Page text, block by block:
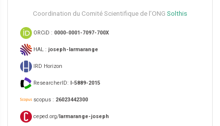
Coordination du Comité Scientifique de l’ONG Solthis
ORCiD : 0000-0001-7097-700X
HAL : joseph-larmarange
IRD Horizon
ResearcherID: I-5889-2015
scopus : 26023442300
ceped.org/larmarange-joseph